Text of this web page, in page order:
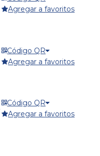
Agregar a favoritos
Código QR
Agregar a favoritos
Código QR
Agregar a favoritos